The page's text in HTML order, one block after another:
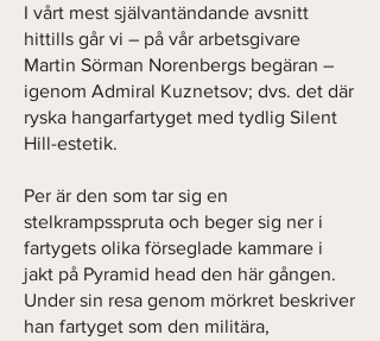
I vårt mest självantändande avsnitt
hittills går vi – på vår arbetsgivare
Martin Sörman Norenbergs begäran –
igenom Admiral Kuznetsov; dvs. det där
ryska hangarfartyget med tydlig Silent
Hill-estetik.
Per är den som tar sig en
stelkrampsspruta och beger sig ner i
fartygets olika förseglade kammare i
jakt på Pyramid head den här gången.
Under sin resa genom mörkret beskriver
han fartyget som den militära,